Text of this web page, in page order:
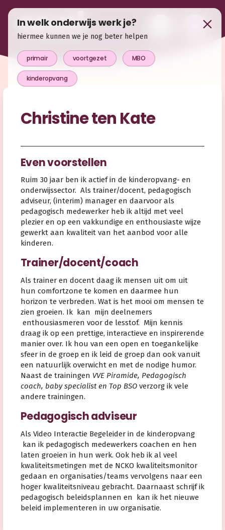
Christine ten Kate
Even voorstellen
Ruim 30 jaar ben ik actief in de kinderopvang- en
onderwijssector. Als trainer/docent, pedagogisch
adviseur, (interim) manager en daarvoor als
pedagogisch medewerker heb ik altijd met veel
plezier en op een vakkundige en enthousiaste wijze
gewerkt aan kwaliteit van het aanbod voor alle
kinderen.
Trainer/docent/coach
Als trainer en docent daag ik mensen uit om uit
hun comfortzone te komen en daarmee hun
horizon te verbreden. Wat is het mooi om mensen te
zien groeien. Ik kan mijn deelnemers
enthousiasmeren voor de lesstof. Mijn kennis
draag ik op een prettige, interactieve en inspirerende
manier over. Ik hou van een open en toegankelijke
sfeer in de groep en ik leid de groep dan ook vanuit
een natuurlijk overwicht en met de nodige humor.
Naast de trainingen VVE Piramide, Pedagogisch
coach, baby specialist en Top BSO verzorg ik vele
andere trainingen.
Pedagogisch adviseur
Als Video Interactie Begeleider in de kinderopvang
kan ik pedagogisch medewerkers coachen en hen
laten groeien in hun werk. Ook heb ik al veel
kwaliteitsmetingen met de NCKO kwaliteitsmonitor
gedaan en organisaties/teams vervolgens naar een
hoger kwaliteitsniveau gebracht. Daarnaast schrijf ik
pedagogisch beleidsplannen en kan ik het nieuwe
beleid implementeren in uw organisatie.
In welk onderwijs werk je?
hiermee kunnen we je nog beter helpen
primair voortgezet MBO
kinderopvang